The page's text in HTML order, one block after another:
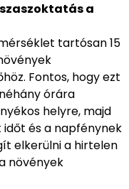
a
tartósan 15
Fontos, hogy ezt
órára
helyre, majd
és a napfénynek
elkerülni a hirtelen
növények